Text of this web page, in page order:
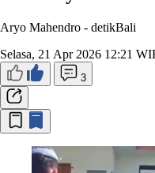
Aryo Mahendro - detikBali
Selasa, 21 Apr 2026 12:21
3